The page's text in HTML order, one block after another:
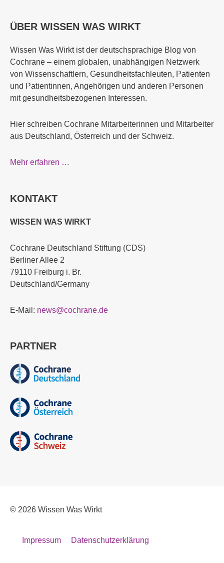
ÜBER WISSEN WAS WIRKT
Wissen Was Wirkt ist der deutschsprachige Blog von
Cochrane – einem globalen, unabhängigen Netzwerk
von Wissenschaftlern, Gesundheitsfachleuten, Patienten
und Patientinnen, Angehörigen und anderen Personen
mit gesundheitsbezogenen Interessen.
Hier schreiben Cochrane Mitarbeiterinnen und Mitarbeiter
aus Deutschland, Österreich und der Schweiz.
Mehr erfahren …
KONTAKT
WISSEN WAS WIRKT
Cochrane Deutschland Stiftung (CDS)
Berliner Allee 2
79110 Freiburg i. Br.
Deutschland/Germany
E-Mail: news@cochrane.de
PARTNER
© 2026 Wissen Was Wirkt
Impressum Datenschutzerklärung